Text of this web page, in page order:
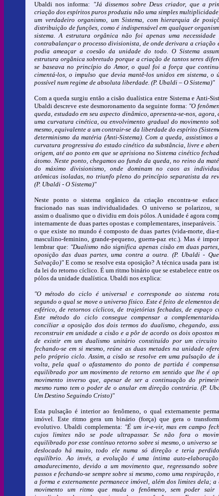
Ubaldi nos informa: "Já dissemos sobre Deus criador, que a
criação dos espíritos puros produziu não uma simples
um verdadeiro organismo, um Sistema, com hierarquia de
distribuição de funções, como é indispensável em qualquer
sistema. A estrutura orgânica não foi apenas uma necessidade
contrabalançar o processo divisionista, de onde derivara a criação
podia ameaçar a coesão da unidade do todo. O Sistema
estrutura orgânica sobretudo porque a criação de tantos seres
se baseava no princípio do Amor, o qual foi a força que
cimentá-los, o impulso que devia mantê-los unidos em sistema, o
possível num regime de absoluta liberdade. (P. Ubaldi – O Sistema)"
Com a queda surgiu então a cisão dualística entre Sistema e Anti-
Ubaldi descreve este desmoronamento da seguinte forma: "O
queda, estudado em seu aspecto dinâmico, apresenta-se-nos, agora,
uma curvatura cinética, ou envolvimento gradual do movimento
mesmo, equivalente a um contrair-se da liberdade do espírito
determinismo da matéria (Anti-Sistema). Com a queda, assistimos
curvatura progressiva do estado cinético da substância, livre e
origem, até ao ponto em que se aprisiona no Sistema cinético
átomo. Neste ponto, chegamos ao fundo da queda, no reino da
do máximo divisionismo, onde dominam no caos as
atômicas isoladas, no triunfo pleno do princípio separatista da
(P. Ubaldi - O Sistema)"
Neste ponto o sistema orgânico da criação encontra-se
fracionado nas suas individualidades. O universo se polarizou,
assim o dualismo que o dividiu em dois pólos. A unidade é agora
internamente de duas partes opostas e complementares, inseparáveis.
o que existe no mundo é composto de duas partes (vida-morte, dia-
masculino-feminino, grande-pequeno, guerra-paz etc.). Mas é
lembrar que: "Dualismo não significa apenas cisão em duas
oposição das duas partes, uma contra a outra. (P. Ubaldi -
Salvação)" E como se resolve esta oposição? A técnica usada para
da lei do retorno cíclico. É um ritmo binário que se estabelece entre
pólos da unidade dualística. Ubaldi nos explica:
"O método do ciclo é universal e corresponde ao sistema
segundo o qual se move o universo físico. Este é feito de elementos
esférico, de retornos cíclicos, de trajetórias fechadas, de espaço
Este método do ciclo consegue compensar a
conciliar a oposição dos dois termos do dualismo, chegando,
reconstruir em unidade a cisão e a pôr de acordo os dois opostos
de existir em um dualismo unitário constituído por um circuito
fechando-se em si mesmo, reúne as duas metades na unidade
pelo próprio ciclo. Assim, a cisão se resolve em uma pulsação de
volta, pela qual o afastamento do ponto de partida é
equilibrado por um movimento de retorno em sentido que lhe é
movimento inverso que, apesar de ser a continuação do
mesmo rumo tem o poder de o anular em direção contrária. (P.
Um Destino Seguindo Cristo)"
Esta pulsação é interior ao fenômeno, o qual externamente
imóvel. Este ritmo gera um binário (força) que gera o
evolutivo. Ubaldi complementa: "É um ir-e-vir, mas em campo
cujos limites não se pode ultrapassar. Se não fora o
equilibrado por esse contínuo retorno sobre si mesmo, o universo
deslocado há muito, todo ele numa só direção e teria
equilíbrio. Ao invés, a evolução é uma íntima auto-
amadurecimento, devido a um movimento que, regressando sobre
passos e fechando-se sempre sobre si mesmo, como uma respiração,
a forma e externamente permanece imóvel, além dos limites dela; a
movimento um ritmo que muda o fenômeno, sem poder sair